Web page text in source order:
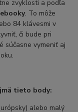
zvyklosti a podľa
. To môže
84 klávesmi v
či bude pri
súčasne vymeniť aj
tieto body:
alebo malý